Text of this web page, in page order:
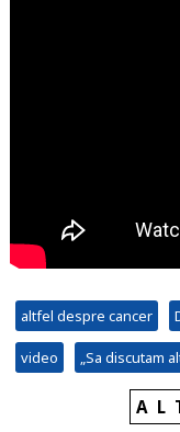
altfel despre cancer
video „Sa discutam